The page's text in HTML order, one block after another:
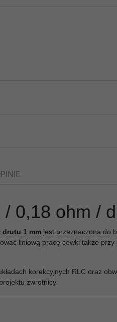
0,18 ohm /
drutu 1 mm jest przeznaczona do
liniową pracę cewki także przy
korekcyjnych RLC oraz
zwrotnicy.